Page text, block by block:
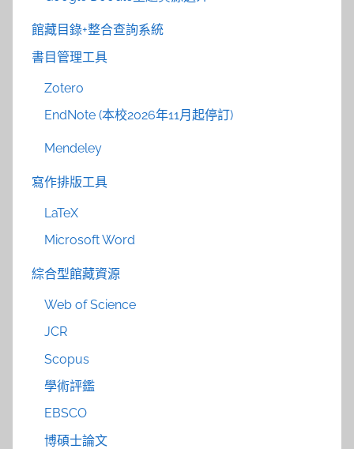
館藏目錄+整合查詢系統
書目管理工具
Zotero
EndNote (本校2026年11月起停訂)
Mendeley
寫作排版工具
LaTeX
Microsoft Word
綜合型館藏資源
Web of Science
JCR
Scopus
學術評鑑
EBSCO
博碩士論文